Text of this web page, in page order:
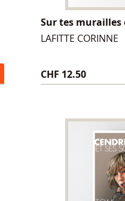
Sur tes murailles
LAFITTE CORINNE
CHF 12.50